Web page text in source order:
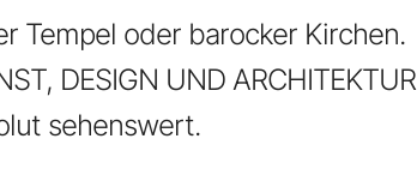
Tempel oder barocker Kirchen.
DESIGN UND ARCHITEKTUR
sehenswert.